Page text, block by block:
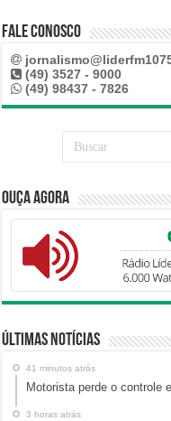
Fale Conosco
(49) 3527 - 9000
(49) 98437 - 7826
Ouça Agora
Últimas Notícias
41 minutos atrás
Motorista perde o controle
3 horas atrás